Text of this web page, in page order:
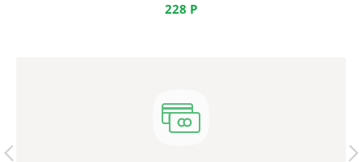
228 Р